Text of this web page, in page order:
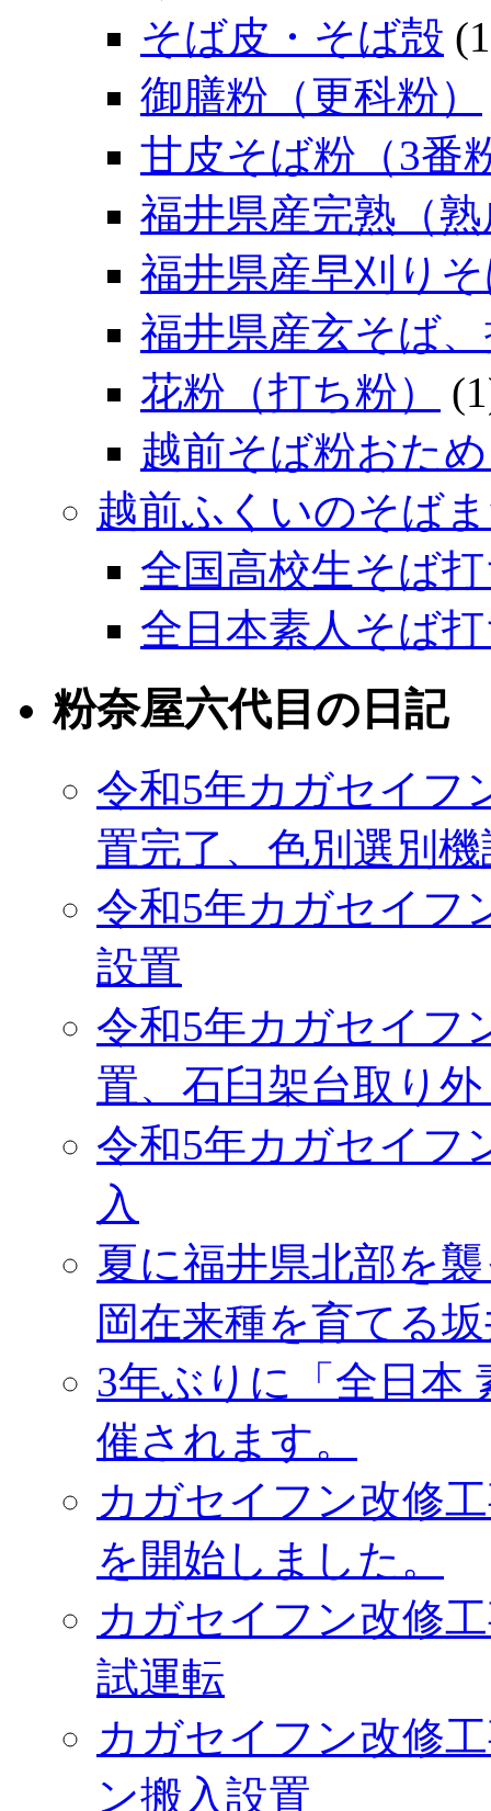
そば皮・そば殻
御膳粉（更科粉）
甘皮そば粉（3番
福井県産完熟（
福井県産早刈り
福井県産玄そば
花粉（打ち粉）
越前そば粉おた
越前ふくいのそば
全国高校生そば
全日本素人そば
粉奈屋六代目の日記
令和5年カガセイフ
置完了、色別選別
令和5年カガセイフ
設置
令和5年カガセイフ
置、石臼架台取り
令和5年カガセイフ
入
夏に福井県北部を
岡在来種を育てる
3年ぶりに「全日本
催されます。
カガセイフン改修
を開始しました。
カガセイフン改修
試運転
カガセイフン改修
ン搬入設置